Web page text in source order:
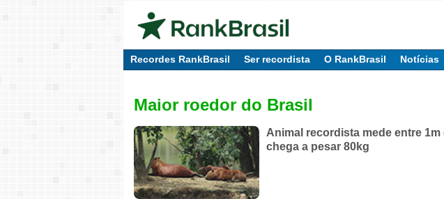
Recordes RankBrasil Ser recordista O RankBrasil Notícias
Maior roedor do Brasil
Animal recordista mede entre 1m
chega a pesar 80kg